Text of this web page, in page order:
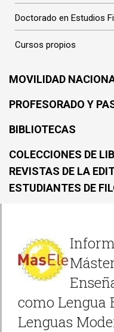
Doctorado en Estudios
Cursos propios
MOVILIDAD
PROFESORADO Y
BIBLIOTECAS
COLECCIONES DE
REVISTAS DE LA
ESTUDIANTES DE
como Lengua
Lenguas